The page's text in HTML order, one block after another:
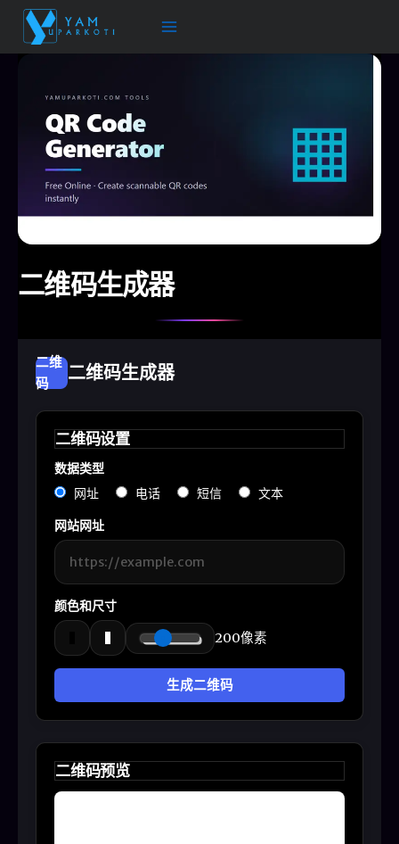
内
二维码生成器
二维
码
二维码生成器
二维码设置
数据类型
网址
电话 短信
文本
网站网址
颜色和尺寸
200像素
生成二维码
二维码预览